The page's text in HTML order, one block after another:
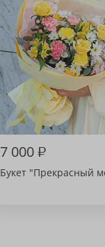
7 000₽
Букет "Прекрасный